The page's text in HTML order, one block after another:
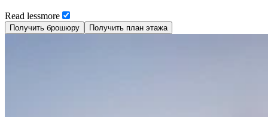
Read lessmore
Получить брошюру Получить план этажа